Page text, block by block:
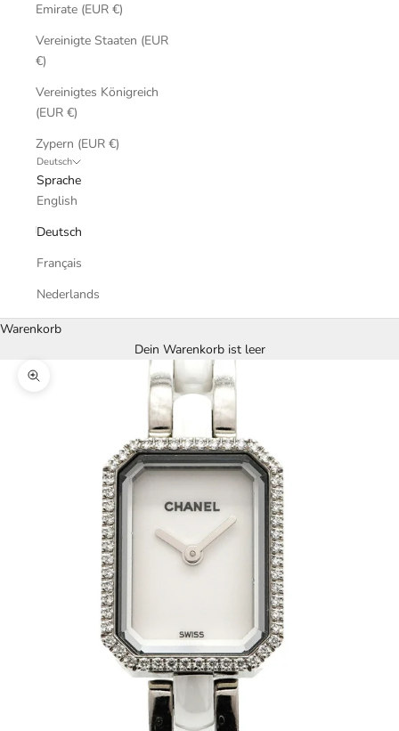
Emirate (EUR €)
Vereinigte Staaten (EUR
€)
Vereinigtes Königreich
(EUR €)
Zypern (EUR €)
Deutsch
Sprache
English
Deutsch
Français
Nederlands
Warenkorb
Dein Warenkorb ist leer
Bild vergrößern